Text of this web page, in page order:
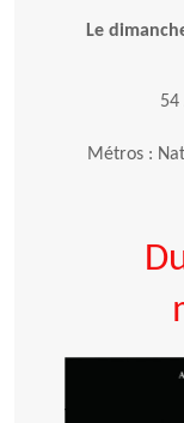
Le
54
Métros :